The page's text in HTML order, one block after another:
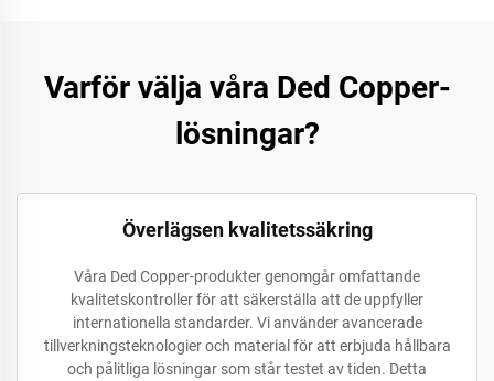
Varför välja våra Ded Copper-
lösningar?
Överlägsen kvalitetssäkring
Våra Ded Copper-produkter genomgår omfattande
kvalitetskontroller för att säkerställa att de uppfyller
internationella standarder. Vi använder avancerade
tillverkningsteknologier och material för att erbjuda hållbara
och pålitliga lösningar som står testet av tiden. Detta